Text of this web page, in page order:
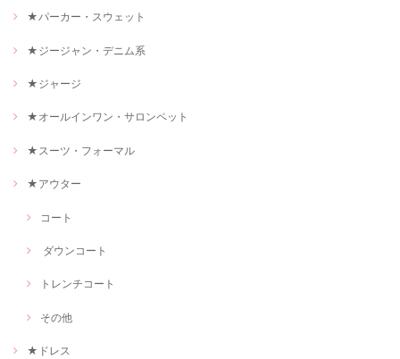
★パーカー・スウェット
★ジージャン・デニム系
★ジャージ
★オールインワン・サロンペット
★スーツ・フォーマル
★アウター
コート
ダウンコート
トレンチコート
その他
★ドレス